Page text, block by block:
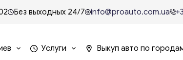
Без выходных 24/7 info@proauto.com.ua
Услуги Выкуп авто по